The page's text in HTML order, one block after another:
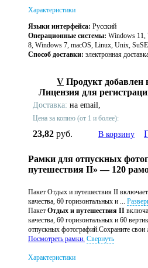
Характеристики
Языки интерфейса: Русский
Операционные системы: Windows 11,
8, Windows 7, macOS, Linux, Unix,
Способ доставки: электронная
V Продукт добавлен
Лицензия для
Доставка: на email,
Цена за копию (от 1 и более):
23,82 руб. В корзину
Рамки для отпускных
путешествия II» — 120
Пакет Отдых и путешествия II
качества, 60 горизонтальных и ...
Пакет Отдых и путешествия II
качества, 60 горизонтальных и 60
отпускных фотографий.Сохраните
Посмотреть рамки. Свернуть
Характеристики